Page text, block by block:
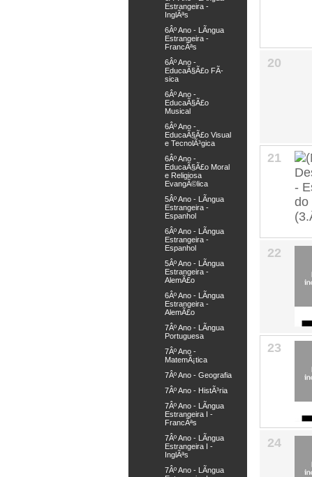
Estrangeira -
InglÃªs
6Âº Ano - LÃ­ngua
Estrangeira -
FrancÃªs
6Âº Ano -
EducaÃ§Ã£o FÃ­
sica
6Âº Ano -
EducaÃ§Ã£o
Musical
6Âº Ano -
EducaÃ§Ã£o Visual
e TecnolÃ³gica
6Âº Ano -
EducaÃ§Ã£o Moral
e Religiosa
EvangÃ©lica
5Âº Ano - LÃ­ngua
Estrangeira -
Espanhol
6Âº Ano - LÃ­ngua
Estrangeira -
Espanhol
5Âº Ano - LÃ­ngua
Estrangeira -
AlemÃ£o
6Âº Ano - LÃ­ngua
Estrangeira -
AlemÃ£o
7Âº Ano - LÃ­ngua
Portuguesa
7Âº Ano -
MatemÃ¡tica
7Âº Ano - Geografia
7Âº Ano - HistÃ³ria
7Âº Ano - LÃ­ngua
Estrangeira I -
FrancÃªs
7Âº Ano - LÃ­ngua
Estrangeira I -
InglÃªs
7Âº Ano - LÃ­ngua
20
21
22
23
24